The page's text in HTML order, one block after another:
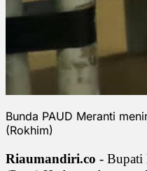
Bunda PAUD Meranti
(Rokhim)
Riaumandiri.co - Bupati